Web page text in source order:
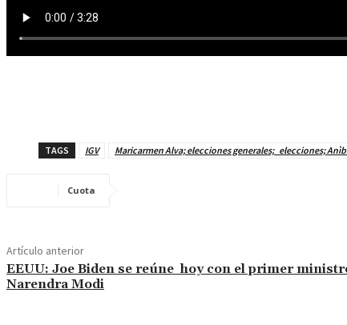
TAGS IGV Maricarmen Alva; elecciones generales; elecciones;
Cuota
Artículo anterior
EEUU: Joe Biden se reúne hoy con el primer
Narendra Modi